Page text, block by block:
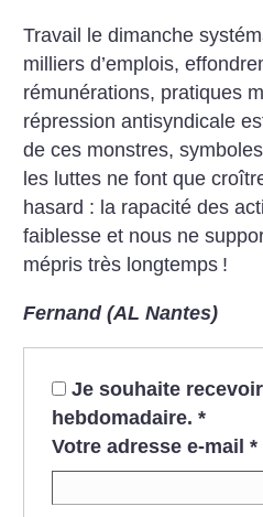
Travail le dimanche
milliers d’emplois,
rémunérations, pratiques
répression antisyndicale
de ces mons­tres,
les luttes ne font que
hasard : la rapacité des
faiblesse et nous ne
mépris très longtemps !
Fernand (AL Nantes)
Je souhaite
hebdomadaire. *
Votre adresse e-mail *